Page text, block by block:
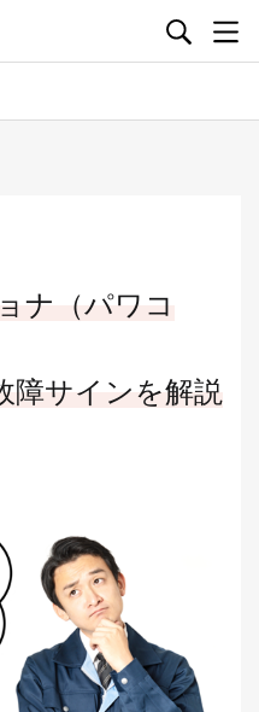
ナ（パワコ
障サインを解説